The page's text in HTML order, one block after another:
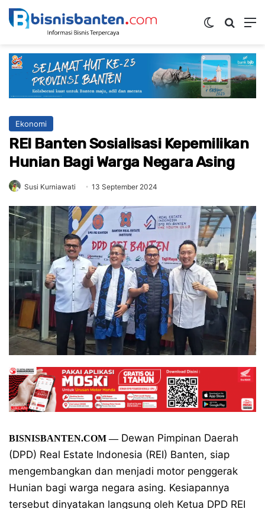
Switch skin
Ekonomi
REI Banten Sosialisasi Kepemilikan
Hunian Bagi Warga Negara Asing
Susi Kurniawati 13 September 2024
BISNISBANTEN.COM—Dewan Pimpinan Daerah
(DPD) Real Estate Indonesia (REI) Banten, siap
mengembangkan dan menjadi motor penggerak
Hunian bagi warga negara asing. Kesiapannya
tersebut dinyatakan langsung oleh Ketua DPD REI